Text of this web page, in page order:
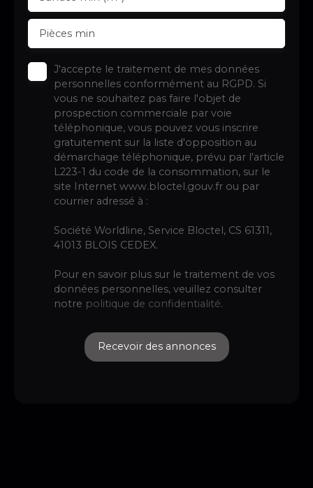
Pièces min
J'accepte le traitement de mes données
personnelles conformément au RGPD. Si
vous ne souhaitez pas faire l'objet de
prospection commerciale par voie
téléphonique, vous pouvez vous inscrire
gratuitement sur la liste d'opposition au
démarchage téléphonique, prévu par l'article
L223-1 du code de la consommation, sur le
site Internet www.bloctel.gouv.fr ou par
courrier adressé à :
Société Worldline, Service Bloctel, CS 61311,
41013 BLOIS CEDEX.
Pour en savoir plus sur le traitement de vos
données personnelles, veuillez consulter
notre politique de confidentialité.
Recevoir des annonces